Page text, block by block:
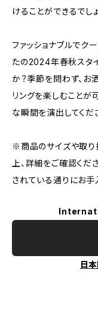
けることができるでしょ
ファッショナブルでク
たの2024年春秋スタ
か？季節を問わず、お
リングを楽しむことが
な瞬間を演出してくだ
※商品のサイズや取り
上、詳細をご確認くだ
されている通りにお手
日